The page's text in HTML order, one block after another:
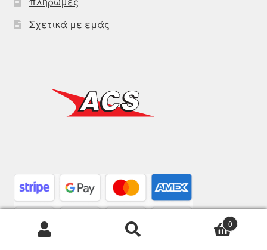
Σχετικά με εμάς
Αναζήτηση
Αναζήτηση
0